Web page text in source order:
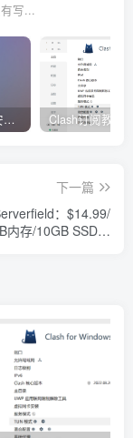
写...
Clash for android安卓客户端保姆级新手使用教程
下一篇
：$14.99/
内存/10GB SSD空